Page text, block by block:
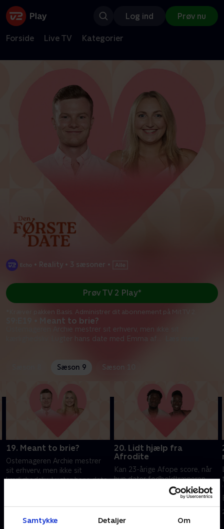
Samtykke Detaljer Om
Log ind Prøv nu
Forside Live TV Kategorier
• Reality • 3 sæsoner •
S9:E19 • Meant to brie?
Ostemageren Archie mestrer sit erhverv, men ikke sit
kærlighedsliv. Lugter hans date med Emma af
Prøv TV 2 Play*
*Kræver pakken Basis. Administrer dit abonnement på Mit TV 2.
Sæson 9 Sæson 10
19. Meant to brie?
Ostemageren Archie mestrer
sit erhverv, men ikke sit
kærlighedsliv. Lugter hans date
date i fare.
20. Lidt hjælp fra
Afrodite
Kan 23-årige Afope score, når
hun dater fodboldtræneren
Timi? Og har sygeplejersken
Michael mødt sit match i den
halvgræske hundeejer Andy?